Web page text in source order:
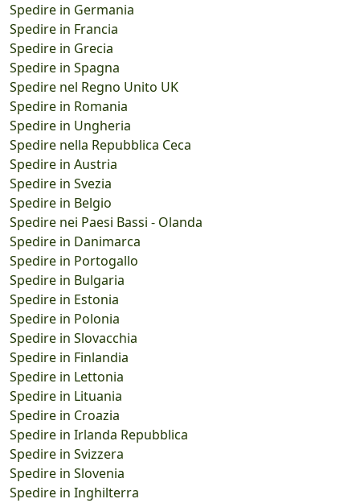
Spedire in Germania
Spedire in Francia
Spedire in Grecia
Spedire in Spagna
Spedire nel Regno Unito UK
Spedire in Romania
Spedire in Ungheria
Spedire nella Repubblica Ceca
Spedire in Austria
Spedire in Svezia
Spedire in Belgio
Spedire nei Paesi Bassi - Olanda
Spedire in Danimarca
Spedire in Portogallo
Spedire in Bulgaria
Spedire in Estonia
Spedire in Polonia
Spedire in Slovacchia
Spedire in Finlandia
Spedire in Lettonia
Spedire in Lituania
Spedire in Croazia
Spedire in Irlanda Repubblica
Spedire in Svizzera
Spedire in Slovenia
Spedire in Inghilterra